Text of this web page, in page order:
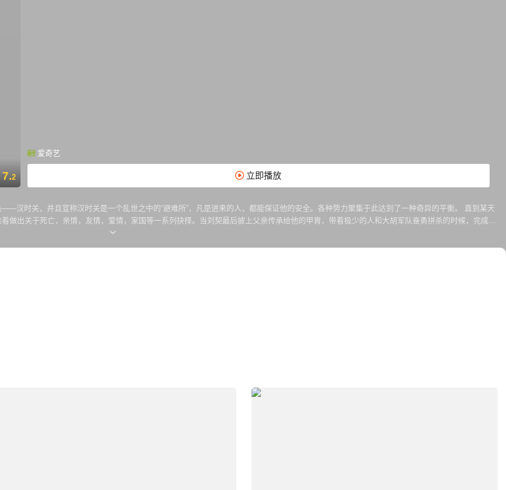
7.2
爱奇艺
立即播放
汉时关，并且宣称汉时关是一个乱世之中的“避难所”，凡是进来的人，都能保证他的安全。各种势力聚集于此达到了一种奇异的平衡。 直到某天
出关于死亡，亲情，友情，爱情，家国等一系列抉择。当刘契最后披上父亲传承给他的甲胄，带着极少的人和大胡军队奋勇拼杀的时候，完成了